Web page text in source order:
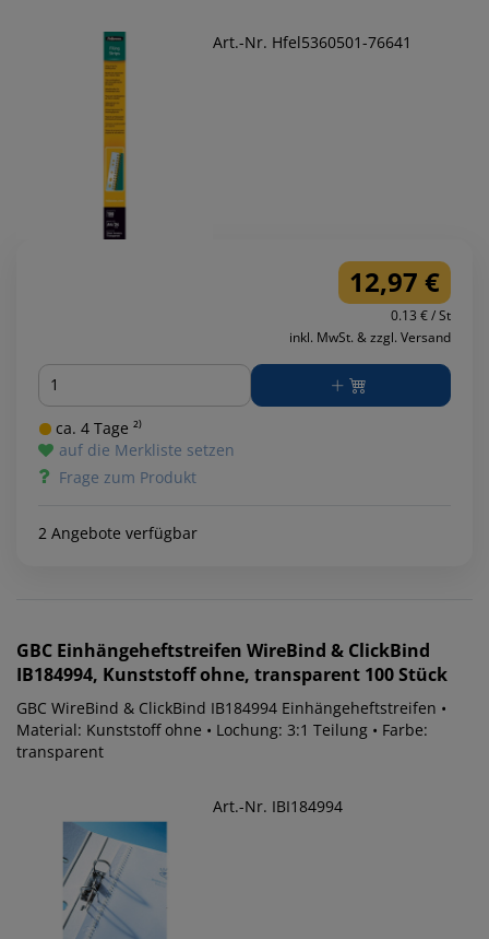
Art.-Nr. Hfel5360501-76641
12,97 €
0.13 € / St
inkl. MwSt. & zzgl. Versand
Menge
ca. 4 Tage ²⁾
auf die Merkliste setzen
Frage zum Produkt
2 Angebote verfügbar
GBC Einhängeheftstreifen WireBind & ClickBind
IB184994, Kunststoff ohne, transparent 100 Stück
GBC WireBind & ClickBind IB184994 Einhängeheftstreifen •
Material: Kunststoff ohne • Lochung: 3:1 Teilung • Farbe:
transparent
Art.-Nr. IBI184994